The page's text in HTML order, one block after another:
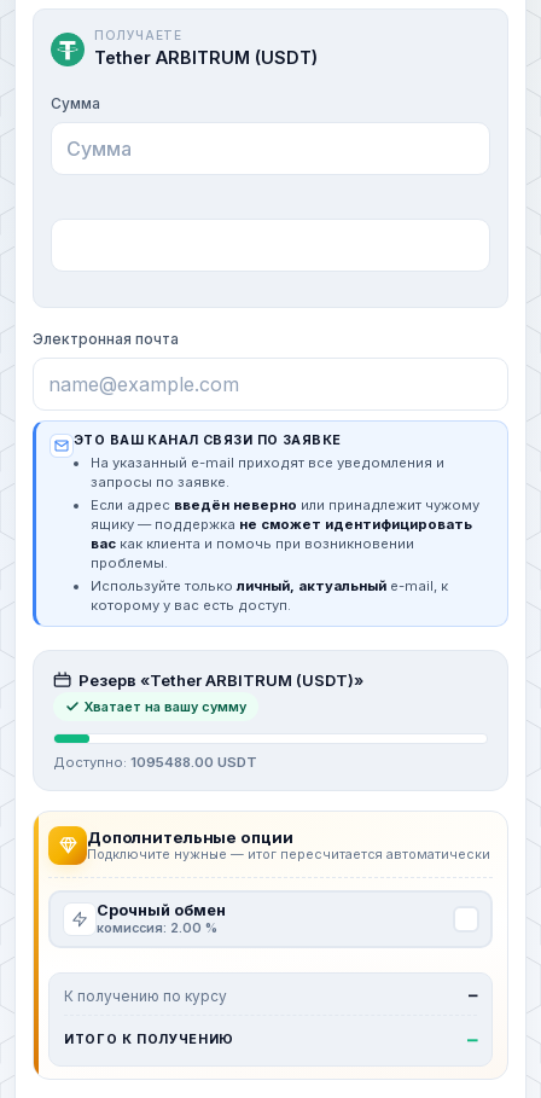
ПОЛУЧАЕТЕ
Tether ARBITRUM (USDT)
Сумма
Электронная почта
ЭТО ВАШ КАНАЛ СВЯЗИ ПО ЗАЯВКЕ
На указанный e-mail приходят все уведомления и
запросы по заявке.
Если адрес введён неверно или принадлежит чужому
ящику — поддержка не сможет идентифицировать
вас как клиента и помочь при возникновении
проблемы.
Используйте тольколичный, актуальный e-mail, к
которому у вас есть доступ.
Резерв «Tether ARBITRUM (USDT)»
Хватает на вашу сумму
Доступно: 1095488.00 USDT
Дополнительные опции
Подключите нужные — итог пересчитается автоматически
Срочный обмен
комиссия: 2.00 %
К получению по курсу —
ИТОГО К ПОЛУЧЕНИЮ —